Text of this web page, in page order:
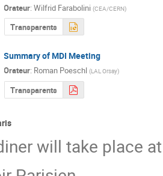
Orateur:Wilfrid Farabolini (CEA/CERN)
Transparents
Summary of MDI Meeting
Orateur: Roman Poeschl (LAL Orsay)
Transparents
will take place at